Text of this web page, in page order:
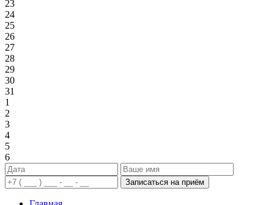
23
24
25
26
27
28
29
30
31
1
2
3
4
5
6
Записаться на приём